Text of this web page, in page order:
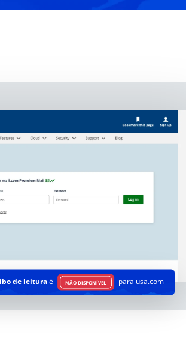
de leituraé NÃO DISPONÍVEL para usa.com